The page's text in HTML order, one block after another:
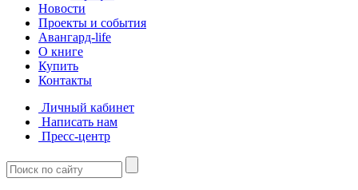
Новости
Проекты и события
Авангард-life
О книге
Купить
Контакты
Личный кабинет
Написать нам
Пресс-центр